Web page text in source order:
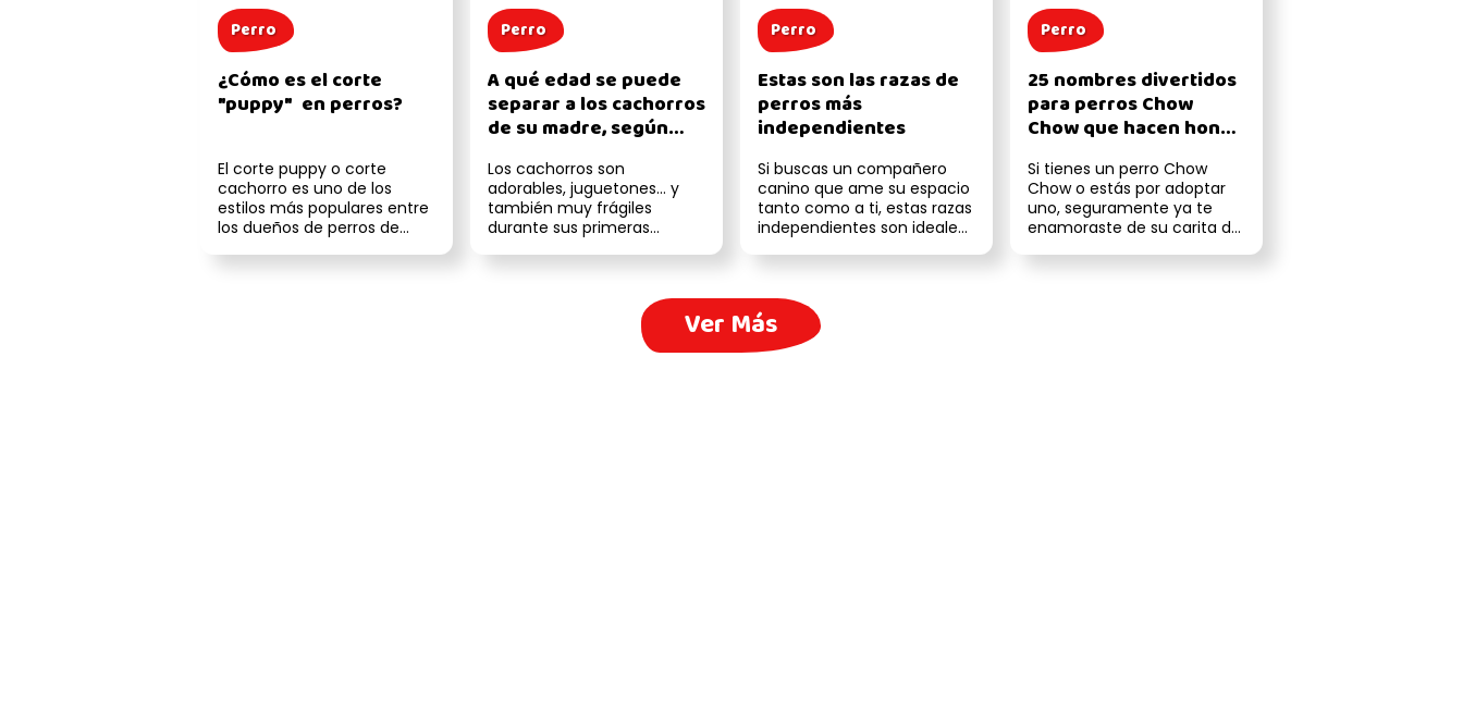
Perro
¿Cómo es el corte
"puppy" en perros?
El corte puppy o corte
cachorro es uno de los
estilos más populares entre
los dueños de perros de
Perro
A qué edad se puede
separar a los cachorros
de su madre, según
Los cachorros son
adorables, juguetones… y
también muy frágiles
durante sus primeras
Perro
Estas son las razas de
perros más
independientes
Si buscas un compañero
canino que ame su espacio
tanto como a ti, estas razas
independientes son ideales.
Perro
25 nombres divertidos
para perros Chow
Chow que hacen honor
Si tienes un perro Chow
Chow o estás por adoptar
uno, seguramente ya te
enamoraste de su carita de
Ver Más